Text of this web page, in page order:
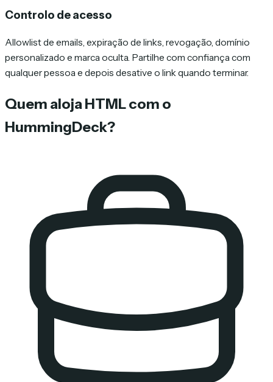
Controlo de acesso
Allowlist de emails, expiração de links, revogação, domínio
personalizado e marca oculta. Partilhe com confiança com
qualquer pessoa e depois desative o link quando terminar.
Quem aloja HTML com o
HummingDeck?